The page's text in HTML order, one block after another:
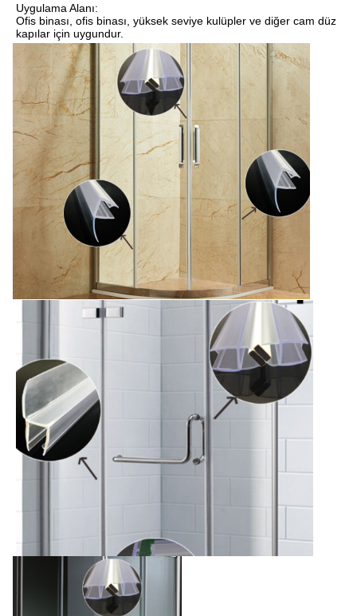
Uygulama Alanı:
Ofis binası, ofis binası, yüksek seviye kulüpler ve diğer cam düz
kapılar için uygundur.